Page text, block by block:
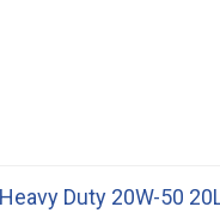
Duty 20W-50